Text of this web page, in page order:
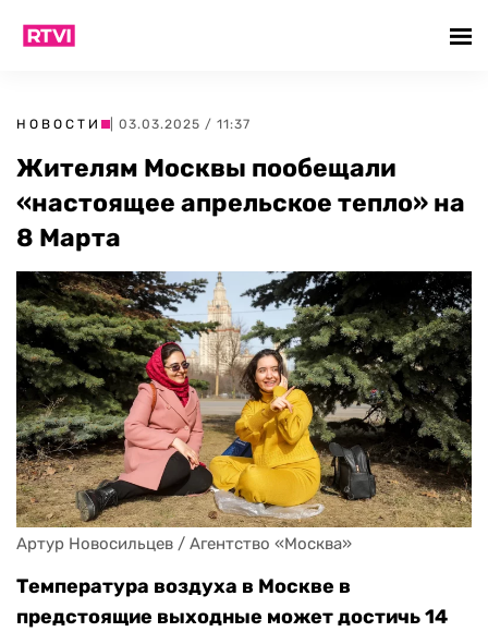
НОВОСТИ | 03.03.2025 / 11:37
Жителям Москвы пообещали
«настоящее апрельское тепло» на
8 Марта
Артур Новосильцев / Агентство «Москва»
Температура воздуха в Москве в
предстоящие выходные может достичь 14